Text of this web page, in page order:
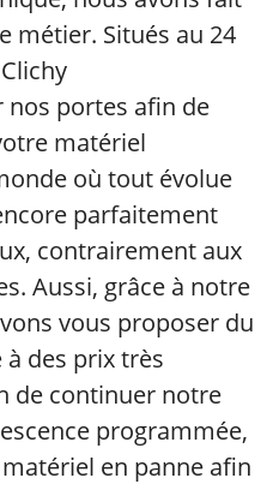
métier. Situés au 24
nos portes afin de
matériel
où tout évolue
parfaitement
contrairement aux
Aussi, grâce à notre
vous proposer du
des prix très
de continuer notre
programmée,
en panne afin